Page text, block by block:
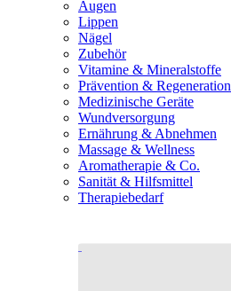
Augen
Lippen
Nägel
Zubehör
Vitamine & Mineralstoffe
Prävention & Regeneration
Medizinische Geräte
Wundversorgung
Ernährung & Abnehmen
Massage & Wellness
Aromatherapie & Co.
Sanität & Hilfsmittel
Therapiebedarf